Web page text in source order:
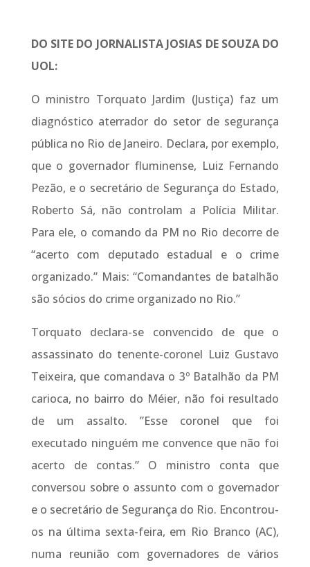
DO SITE DO JORNALISTA JOSIAS DE SOUZA DO
UOL:
O ministro Torquato Jardim (Justiça) faz um
diagnóstico aterrador do setor de segurança
pública no Rio de Janeiro. Declara, por exemplo,
que o governador fluminense, Luiz Fernando
Pezão, e o secretário de Segurança do Estado,
Roberto Sá, não controlam a Polícia Militar.
Para ele, o comando da PM no Rio decorre de
“acerto com deputado estadual e o crime
organizado.” Mais: “Comandantes de batalhão
são sócios do crime organizado no Rio.”
Torquato declara-se convencido de que o
assassinato do tenente-coronel Luiz Gustavo
Teixeira, que comandava o 3º Batalhão da PM
carioca, no bairro do Méier, não foi resultado
de um assalto. ”Esse coronel que foi
executado ninguém me convence que não foi
acerto de contas.” O ministro conta que
conversou sobre o assunto com o governador
e o secretário de Segurança do Rio. Encontrou-
os na última sexta-feira, em Rio Branco (AC),
numa reunião com governadores de vários